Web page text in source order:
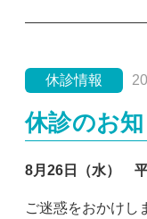
休診情報
休診のお
8月26日（水）
ご迷惑をおかけし